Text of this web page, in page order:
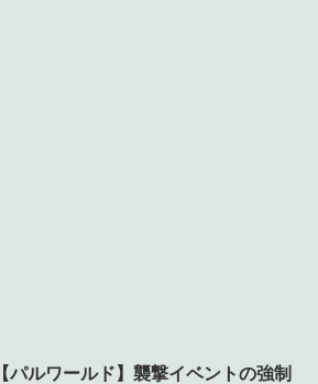
【パルワールド】襲撃イベントの強制